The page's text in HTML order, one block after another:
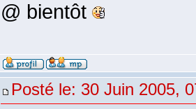
@ bientôt
Posté le: 30 Juin 2005,